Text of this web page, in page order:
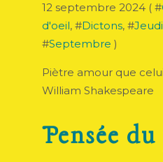
12 septembre 2024 ( #
d'oeil, #Dictons, #Jeudi
#Septembre )
Piètre amour que
William Shakespeare
Pensée